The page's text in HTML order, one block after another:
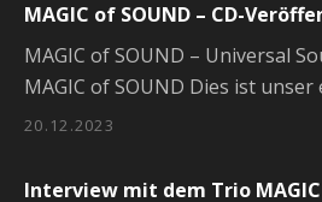
MAGIC of SOUND – CD-
20.12.2023
MAGIC of SOUND – Universal
MAGIC of SOUND Dies ist
Interview mit dem Trio